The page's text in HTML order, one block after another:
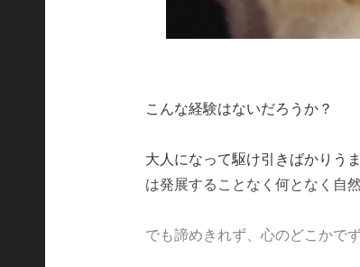
こんな経験はないだろうか？
大人になって駆け引きばかりう
は発展することなく何となく自
でも諦めきれず、心のどこかで